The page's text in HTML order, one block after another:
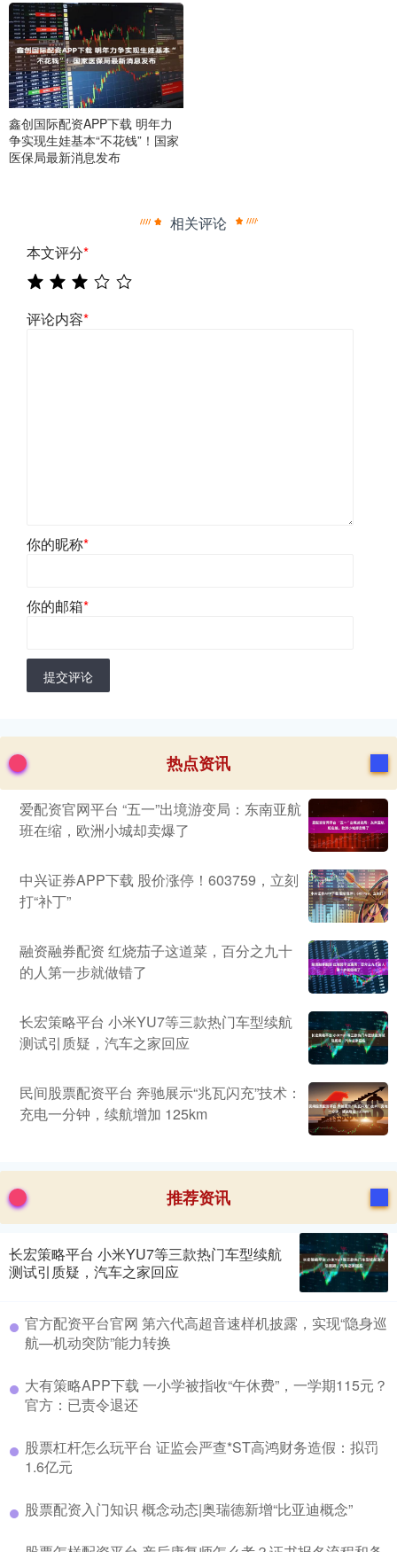
鑫创国际配资APP下载 明年力
争实现生娃基本“不花钱”！国家
医保局最新消息发布
相关评论
本文评分*
评论内容*
你的昵称*
你的邮箱*
提交评论
热点资讯
爱配资官网平台 “五一”出境游变局：东南亚航
班在缩，欧洲小城却卖爆了
中兴证券APP下载 股价涨停！603759，立刻
打“补丁”
融资融券配资 红烧茄子这道菜，百分之九十
的人第一步就做错了
长宏策略平台 小米YU7等三款热门车型续航
测试引质疑，汽车之家回应
民间股票配资平台 奔驰展示“兆瓦闪充”技术：
充电一分钟，续航增加 125km
推荐资讯
长宏策略平台 小米YU7等三款热门车型续航
测试引质疑，汽车之家回应
官方配资平台官网 第六代高超音速样机披露，实现“隐身巡
航—机动突防”能力转换
大有策略APP下载 一小学被指收“午休费”，一学期115元？
官方：已责令退还
股票杠杆怎么玩平台 证监会严查*ST高鸿财务造假：拟罚
1.6亿元
股票配资入门知识 概念动态|奥瑞德新增“比亚迪概念”